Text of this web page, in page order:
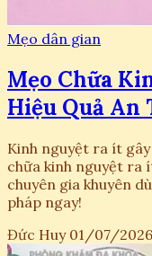
Mẹo dân gian
Mẹo Chữa
Hiệu Quả An
Kinh nguyệt ra ít
chữa kinh nguyệt ra
chuyên gia khuyên
pháp ngay!
Đức Huy 01/07/2026